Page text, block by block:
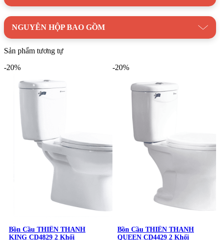
NGUYÊN HỘP BAO GỒM
Sản phẩm tương tự
-20%
Bồn Cầu THIÊN THANH
KING CD4829 2 Khối
-20%
Bồn Cầu THIÊN THANH
QUEEN CD4429 2 Khối